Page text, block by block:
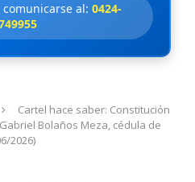
al: 0424-
Cartel hace saber: Constitución
Bolaños Meza, cédula de
2026)